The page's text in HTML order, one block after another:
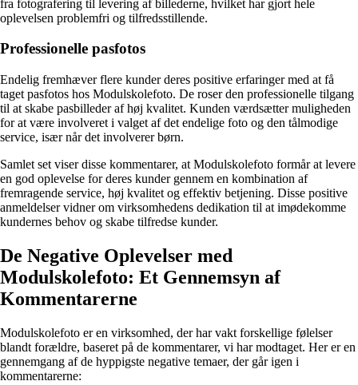
fra fotografering til levering af billederne, hvilket har gjort hele
oplevelsen problemfri og tilfredsstillende.
Professionelle pasfotos
Endelig fremhæver flere kunder deres positive erfaringer med at få
taget pasfotos hos Modulskolefoto. De roser den professionelle tilgang
til at skabe pasbilleder af høj kvalitet. Kunden værdsætter muligheden
for at være involveret i valget af det endelige foto og den tålmodige
service, især når det involverer børn.
Samlet set viser disse kommentarer, at Modulskolefoto formår at levere
en god oplevelse for deres kunder gennem en kombination af
fremragende service, høj kvalitet og effektiv betjening. Disse positive
anmeldelser vidner om virksomhedens dedikation til at imødekomme
kundernes behov og skabe tilfredse kunder.
De Negative Oplevelser med
Modulskolefoto: Et Gennemsyn af
Kommentarerne
Modulskolefoto er en virksomhed, der har vakt forskellige følelser
blandt forældre, baseret på de kommentarer, vi har modtaget. Her er en
gennemgang af de hyppigste negative temaer, der går igen i
kommentarerne: